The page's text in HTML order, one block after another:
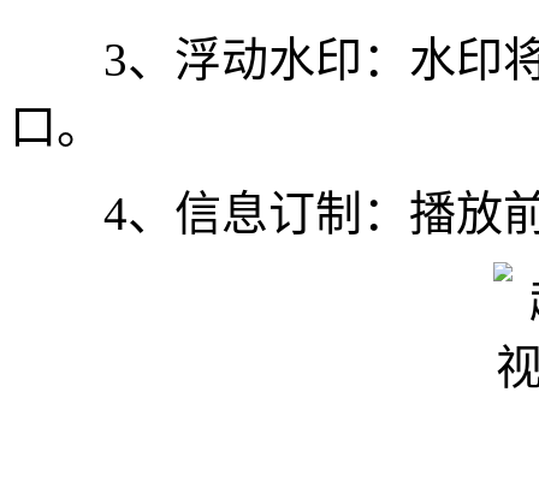
3、浮动水印：水印将
口。
4、信息订制：播放